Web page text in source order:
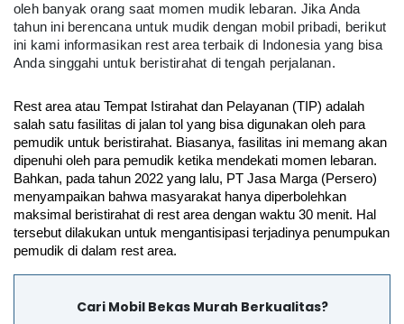
oleh banyak orang saat momen mudik lebaran. Jika Anda
tahun ini berencana untuk mudik dengan mobil pribadi, berikut
ini kami informasikan rest area terbaik di Indonesia yang bisa
Anda singgahi untuk beristirahat di tengah perjalanan.
Rest area atau Tempat Istirahat dan Pelayanan (TIP) adalah
salah satu fasilitas di jalan tol yang bisa digunakan oleh para
pemudik untuk beristirahat. Biasanya, fasilitas ini memang akan
dipenuhi oleh para pemudik ketika mendekati momen lebaran.
Bahkan, pada tahun 2022 yang lalu, PT Jasa Marga (Persero)
menyampaikan bahwa masyarakat hanya diperbolehkan
maksimal beristirahat di rest area dengan waktu 30 menit. Hal
tersebut dilakukan untuk mengantisipasi terjadinya penumpukan
pemudik di dalam rest area.
Cari Mobil Bekas Murah Berkualitas?